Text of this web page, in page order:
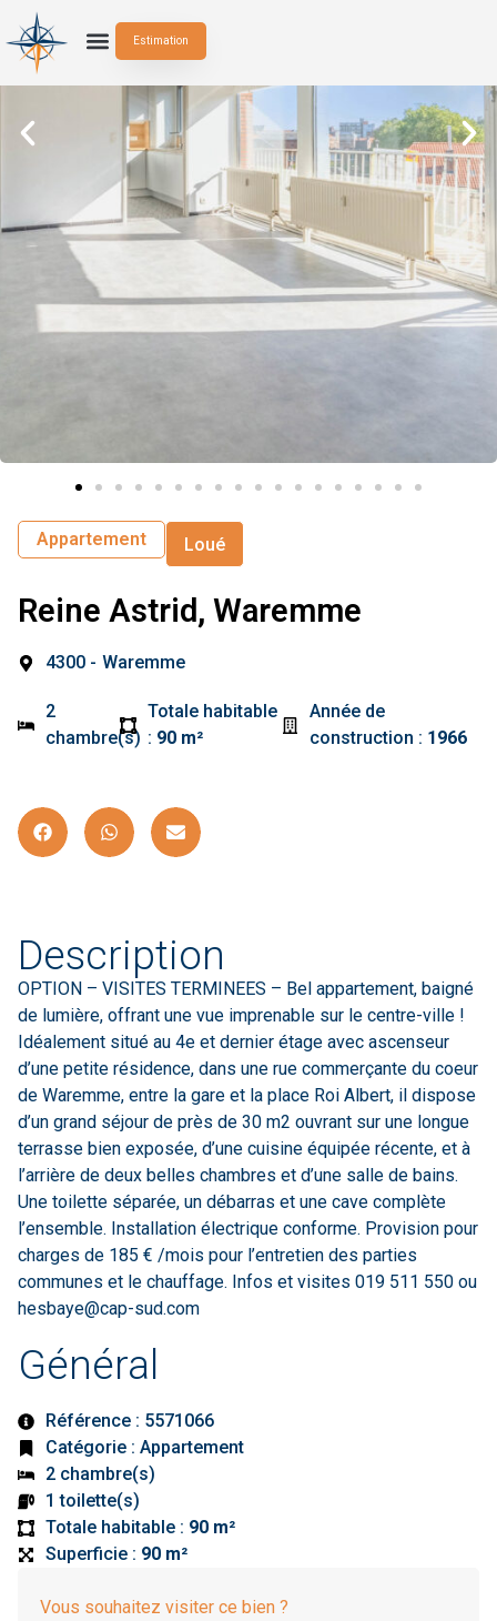
Estimation
Appartement Loué
Reine Astrid, Waremme
4300 - Waremme
2
chambre(s)
Totale habitable
: 90 m²
Année de
construction : 1966
Description
OPTION – VISITES TERMINEES – Bel appartement, baigné
de lumière, offrant une vue imprenable sur le centre-ville !
Idéalement situé au 4e et dernier étage avec ascenseur
d’une petite résidence, dans une rue commerçante du coeur
de Waremme, entre la gare et la place Roi Albert, il dispose
d’un grand séjour de près de 30 m2 ouvrant sur une longue
terrasse bien exposée, d’une cuisine équipée récente, et à
l’arrière de deux belles chambres et d’une salle de bains.
Une toilette séparée, un débarras et une cave complète
l’ensemble. Installation électrique conforme. Provision pour
charges de 185 € /mois pour l’entretien des parties
communes et le chauffage. Infos et visites 019 511 550 ou
hesbaye@cap-sud.com
Général
Référence : 5571066
Catégorie : Appartement
2 chambre(s)
1 toilette(s)
Totale habitable : 90 m²
Superficie : 90 m²
Vous souhaitez visiter ce bien ?